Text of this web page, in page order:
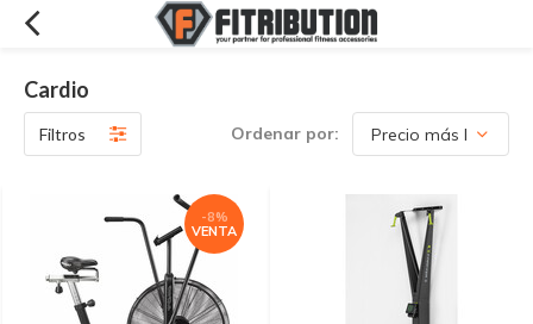
Cardio
Filtros Ordenar por:
-8%
VENTA